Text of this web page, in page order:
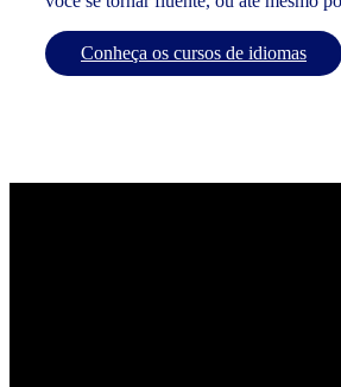
Conheça os cursos de idiomas